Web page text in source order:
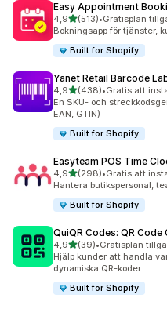
Easy Appointment
4,9av 5 stjärnor
(513)
513 recensioner totalt
•Gratisplan
Bokningsapp för tjänster,
Built for Shopify
Yanet Retail Barcode
4,9av 5 stjärnor
(438)
438 recensioner totalt
•Gratis att
En SKU- och
EAN, GTIN)
Built for Shopify
Easyteam POS Time
4,9av 5 stjärnor
(298)
298 recensioner totalt
•Gratis att
Hantera butikspersonal,
Built for Shopify
QuiQR Codes: QR Code
4,9av 5 stjärnor
(39)
39 recensioner totalt
•Gratisplan
Hjälp kunder att handla
dynamiska QR-koder
Built for Shopify